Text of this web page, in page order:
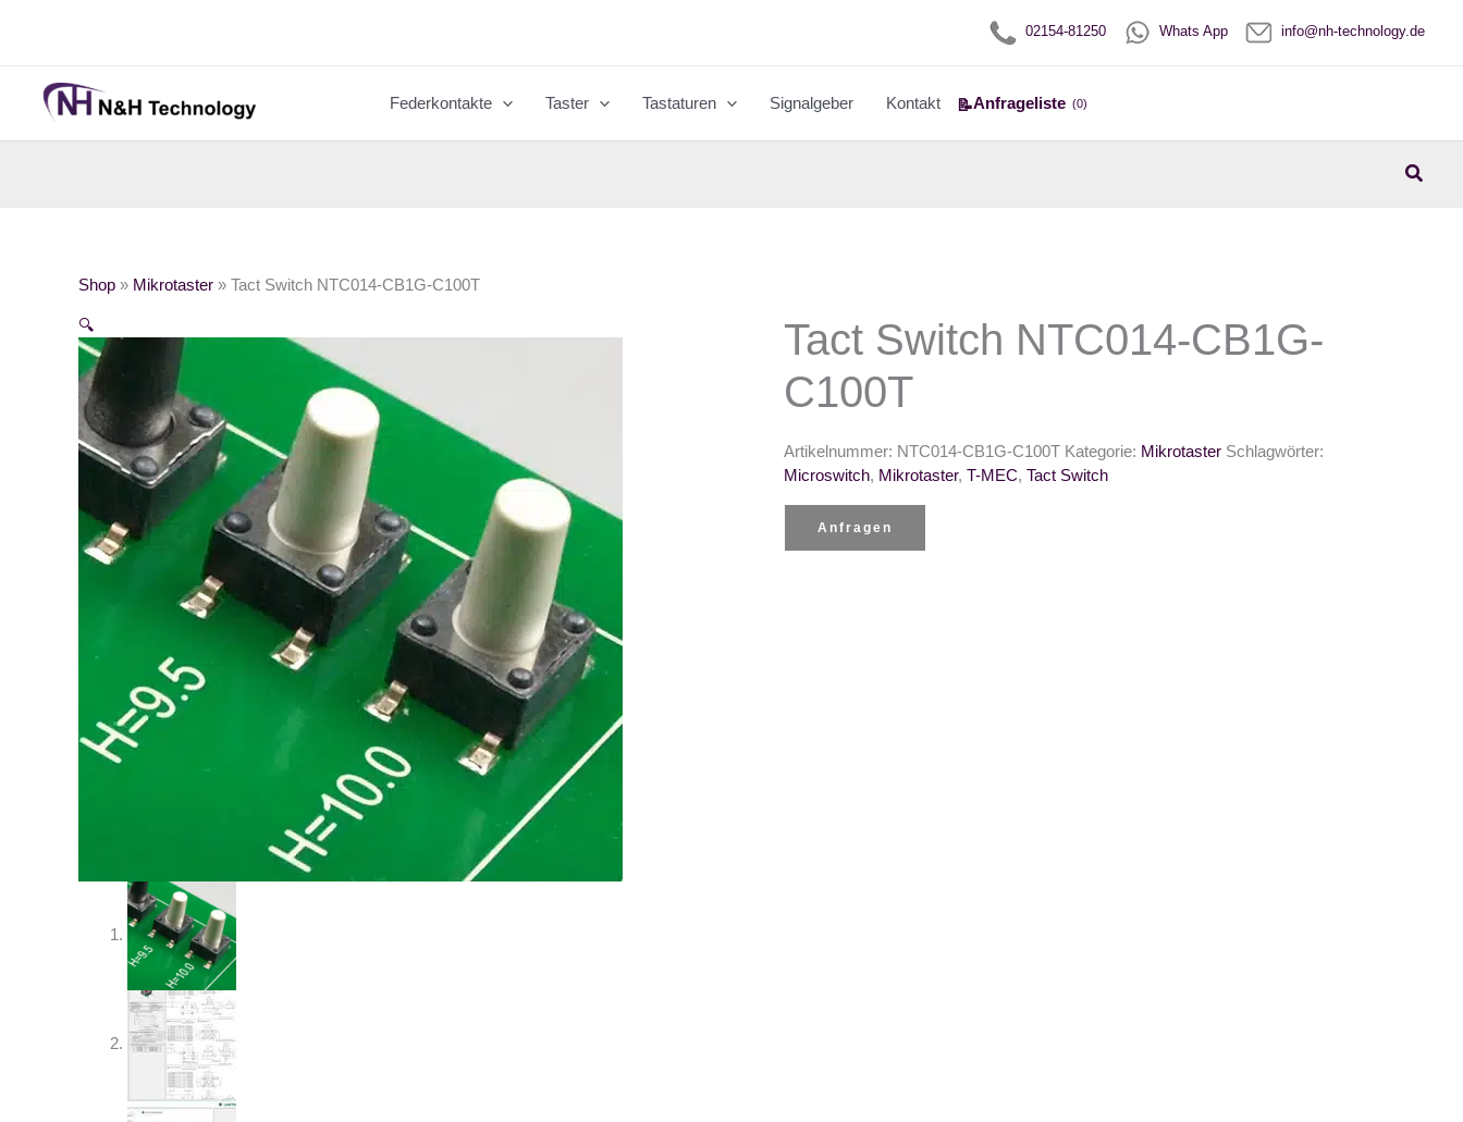
02154-81250 Whats App info@nh-technology.de
Federkontakte Taster Tastaturen Signalgeber Kontakt 📝Anfrageliste (0)
Shop » Mikrotaster » Tact Switch NTC014-CB1G-C100T
🔍
Tact Switch NTC014-CB1G-
C100T
Artikelnummer: NTC014-CB1G-C100T Kategorie: Mikrotaster Schlagwörter:
Microswitch, Mikrotaster, T-MEC, Tact Switch
Anfragen